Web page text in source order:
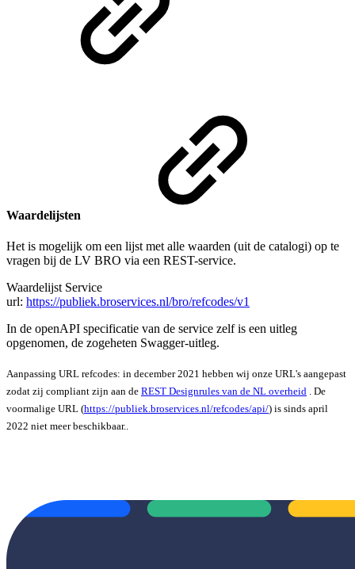
Waardelijsten
Het is mogelijk om een lijst met alle waarden (uit de catalogi) op te
vragen bij de LV BRO via een REST-service.
Waardelijst Service
url: https://publiek.broservices.nl/bro/refcodes/v1
In de openAPI specificatie van de service zelf is een uitleg
opgenomen, de zogeheten Swagger-uitleg.
Aanpassing URL refcodes: in december 2021 hebben wij onze URL's aangepast
zodat zij compliant zijn aan de REST Designrules van de NL overheid . De
voormalige URL (https://publiek.broservices.nl/refcodes/api/) is sinds april
2022 niet meer beschikbaar..